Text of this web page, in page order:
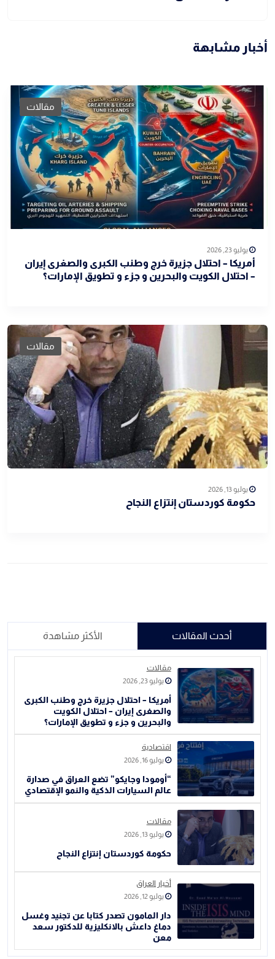
أخبار مشابهة
مقالات
يوليو 23, 2026
أمريكا – احتلال جزيرة خرج وطنب الكبرى والصغرى إيران
– احتلال الكويت والبحرين و جزء و تطويق الإمارات؟
مقالات
يوليو 13, 2026
حكومة كوردستان إنتزاع النجاح
أحدث المقالات الأكثر مشاهدة
مقالات
يوليو 23, 2026
أمريكا – احتلال جزيرة خرج وطنب الكبرى
والصغرى إيران – احتلال الكويت
والبحرين و جزء و تطويق الإمارات؟
اقتصادية
يوليو 16, 2026
“أومودا وجايكو” تضع العراق في صدارة
عالم السيارات الذكية والنمو الإقتصادي
مقالات
يوليو 13, 2026
حكومة كوردستان إنتزاع النجاح
أخبار العراق
يوليو 12, 2026
دار المامون تصدر كتابا عن تجنيد وغسل
دماغ داعش بالانكليزية للدكتور سعد
معن